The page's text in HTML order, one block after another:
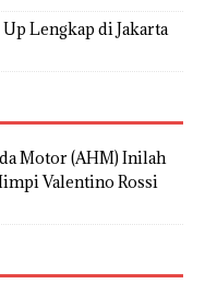
Lengkap di Jakarta
Motor (AHM) Inilah
Valentino Rossi